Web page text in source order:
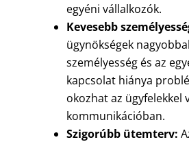
egyéni vállalkozók.
Kevesebb
ügynökségek
személyesség és az
kapcsolat hiánya
okozhat az ügyfelekkel
kommunikációban.
Szigorúbb ütemterv: